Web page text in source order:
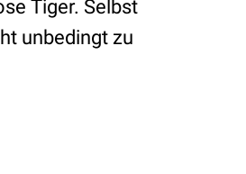
Tiger. Selbst
unbedingt zu